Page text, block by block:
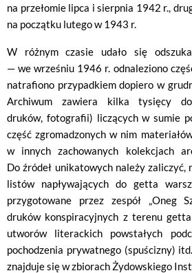
na przełomie lipca i sierpnia 1942 r.,
na początku lutego w 1943 r.
W różnym czasie udało się
— we wrześniu 1946 r. odnaleziono
natrafiono przypadkiem dopiero w
Archiwum zawiera kilka tysięcy
druków, fotografii) liczących w sumie
część zgromadzonych w nim
w innych zachowanych kolekcjach
Do źródeł unikatowych należy
listów napływających do getta
przygotowane przez zespół „Oneg
druków konspiracyjnych z terenu
utworów literackich powstałych
pochodzenia prywatnego (spuścizny)
znajduje się w zbiorach Żydowskiego